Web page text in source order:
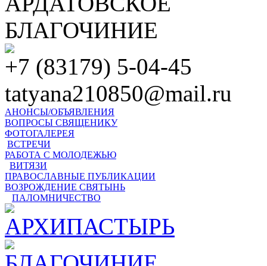
БЛАГОЧИНИЕ
+7 (83179) 5-04-45
tatyana210850@mail.ru
АНОНСЫ/ОБЪЯВЛЕНИЯ
ВОПРОСЫ СВЯЩЕНИКУ
ФОТОГАЛЕРЕЯ
ВСТРЕЧИ
РАБОТА С МОЛОДЕЖЬЮ
ВИТЯЗИ
ПРАВОСЛАВНЫЕ ПУБЛИКАЦИИ
ВОЗРОЖДЕНИЕ СВЯТЫНЬ
ПАЛОМНИЧЕСТВО
АРХИПАСТЫРЬ